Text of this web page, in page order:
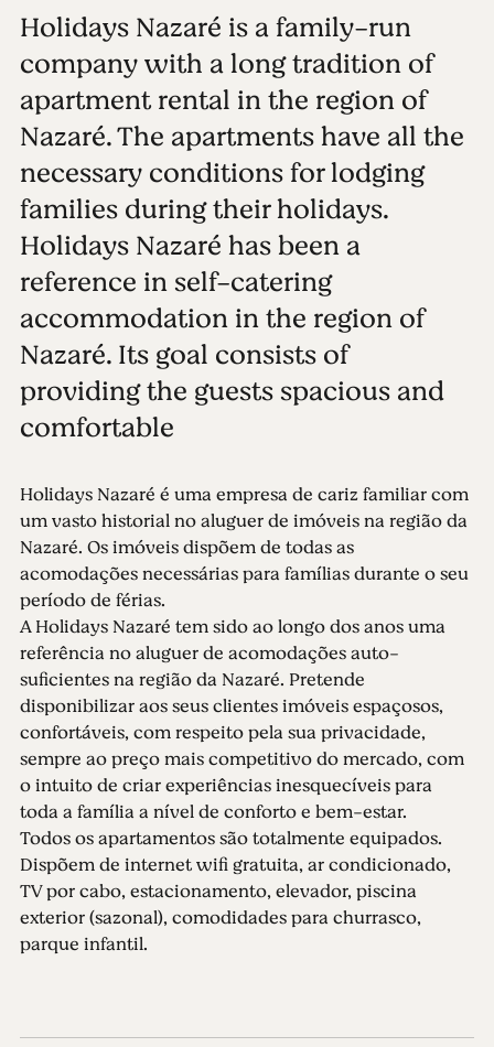
Holidays Nazaré is a family-run
company with a long tradition of
apartment rental in the region of
Nazaré. The apartments have all the
necessary conditions for lodging
families during their holidays.
Holidays Nazaré has been a
reference in self-catering
accommodation in the region of
Nazaré. Its goal consists of
providing the guests spacious and
comfortable
Holidays Nazaré é uma empresa de cariz familiar com
um vasto historial no aluguer de imóveis na região da
Nazaré. Os imóveis dispõem de todas as
acomodações necessárias para famílias durante o seu
período de férias.
A Holidays Nazaré tem sido ao longo dos anos uma
referência no aluguer de acomodações auto-
suficientes na região da Nazaré. Pretende
disponibilizar aos seus clientes imóveis espaçosos,
confortáveis, com respeito pela sua privacidade,
sempre ao preço mais competitivo do mercado, com
o intuito de criar experiências inesquecíveis para
toda a família a nível de conforto e bem-estar.
Todos os apartamentos são totalmente equipados.
Dispõem de internet wifi gratuita, ar condicionado,
TV por cabo, estacionamento, elevador, piscina
exterior (sazonal), comodidades para churrasco,
parque infantil.